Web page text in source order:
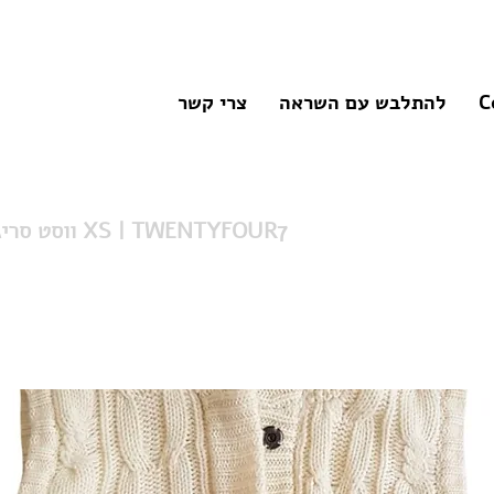
להתלבש עם השראה צרי קשר
ווסט סריג צמות קפוצ'ון XS | TWENTYFOUR7